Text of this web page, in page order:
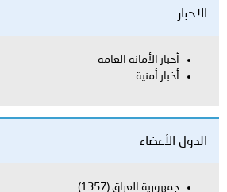
الاخبار
أخبار الأمانة العامة
أخبار أمنية
الدول الأعضاء
جمهورية العراق (1357)